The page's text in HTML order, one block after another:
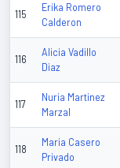
115
Erika Romero
Calderon
116
Alicia Vadillo
Diaz
117
Nuria Martinez
Marzal
118
Maria Casero
Privado